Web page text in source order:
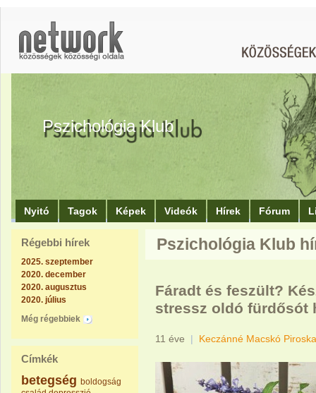
Pszichológia Klub
Nyitó Tagok Képek Videók Hírek Fórum
Régebbi hírek
2025. szeptember
2020. december
2020. augusztus
2020. július
Még régebbiek
Címkék
betegség boldogság
Pszichológia Klub
Fáradt és feszült?
stressz oldó fürdősót
11 éve | Keczánné Macskó Piroska